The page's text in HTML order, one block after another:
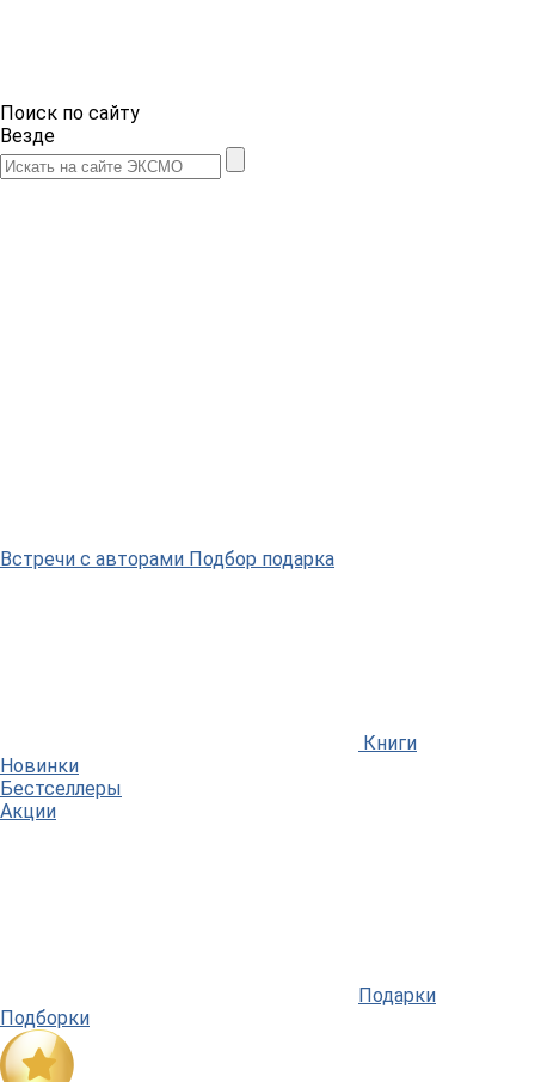
Поиск по сайту
Везде
Встречи с авторами Подбор подарка
Книги
Новинки
Бестселлеры
Акции
Подарки
Подборки